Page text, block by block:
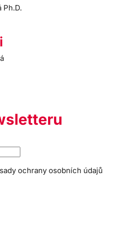
Ph.D.
ochrany osobních údajů